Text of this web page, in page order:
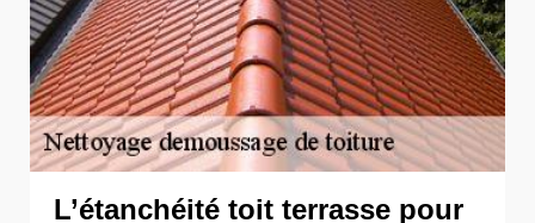
L’étanchéité toit terrasse pour